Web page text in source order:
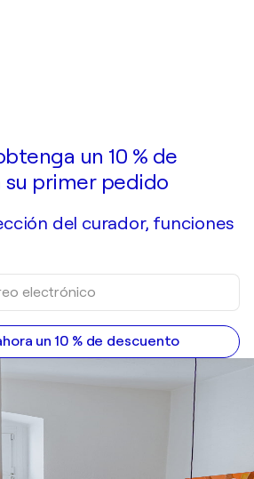
cityscape - yellow cabs
un 10 % de
primer pedido
del curador, funciones
un 10 % de descuento